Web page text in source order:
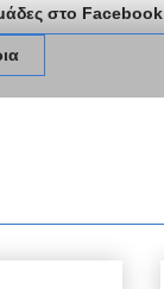
στο Facebook